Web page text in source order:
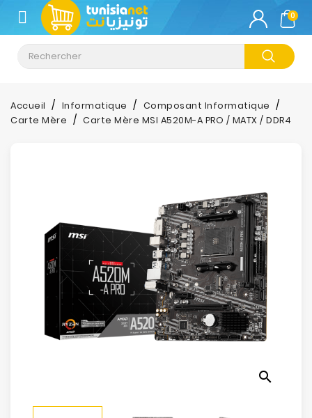
CATÉGORIE
Climatisation
Informatique
Stockage
Electroménager
0
Accueil Informatique
Composant Informatique
Carte Mère
Carte Mère MSI A520M-A PRO / MATX / DDR4
search